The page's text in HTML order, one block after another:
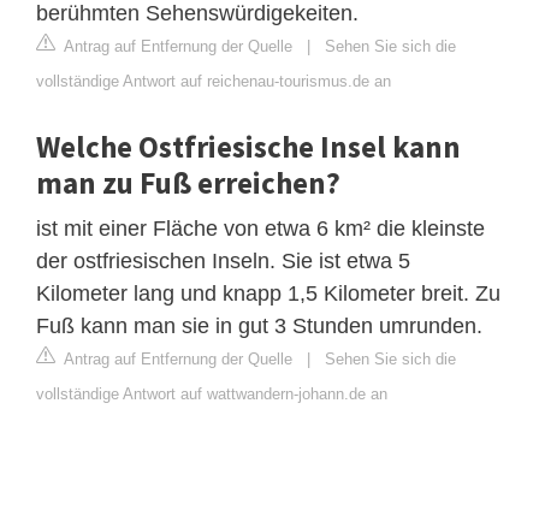
berühmten Sehenswürdigekeiten.
Antrag auf Entfernung der Quelle
Sehen Sie sich die
vollständige Antwort auf reichenau-tourismus.de an
Welche Ostfriesische Insel kann
man zu Fuß erreichen?
ist mit einer Fläche von etwa 6 km² die kleinste
der ostfriesischen Inseln. Sie ist etwa 5
Kilometer lang und knapp 1,5 Kilometer breit. Zu
Fuß kann man sie in gut 3 Stunden umrunden.
Antrag auf Entfernung der Quelle
Sehen Sie sich die
vollständige Antwort auf wattwandern-johann.de an